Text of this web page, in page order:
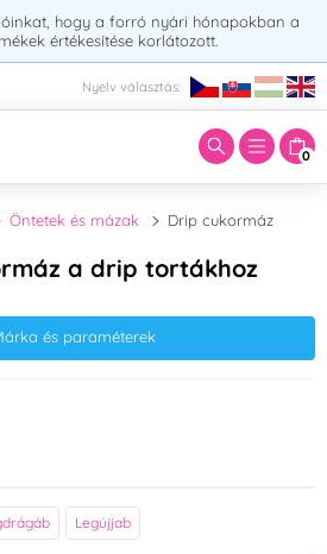
hogy a forró nyári hónapokban a
értékesítése korlátozott.
Nyelv választás:
0
kifejezést:
Öntetek és mázak Drip cukormáz
a drip tortákhoz
és paraméterek
Legújjab